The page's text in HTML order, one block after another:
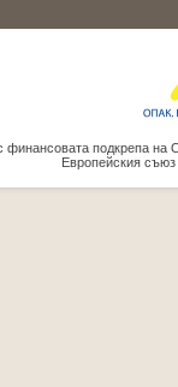
подкрепа на
Европейския